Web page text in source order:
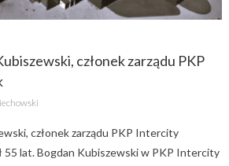
członek zarządu PKP
członek zarządu PKP Intercity
55 lat. Bogdan Kubiszewski w PKP Intercity